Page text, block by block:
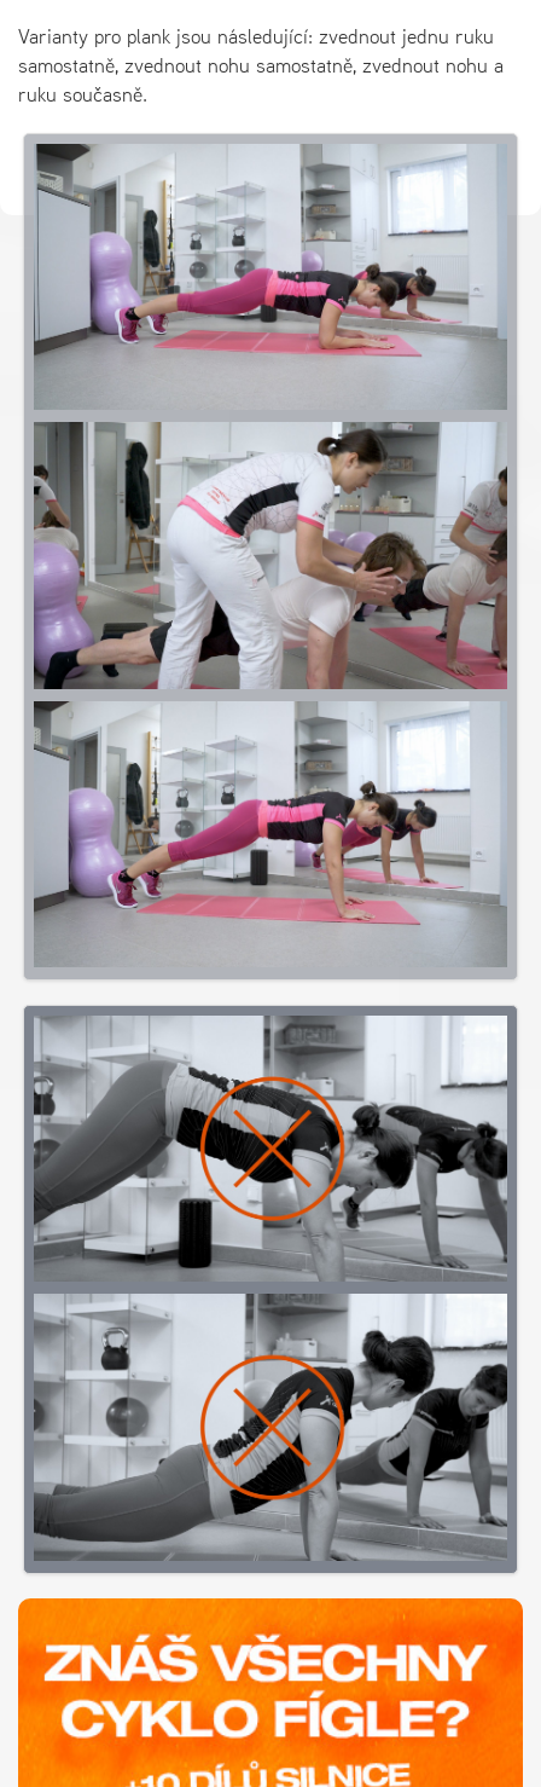
Varianty pro plank jsou následující: zvednout jednu ruku
samostatně, zvednout nohu samostatně, zvednout nohu a
ruku současně.